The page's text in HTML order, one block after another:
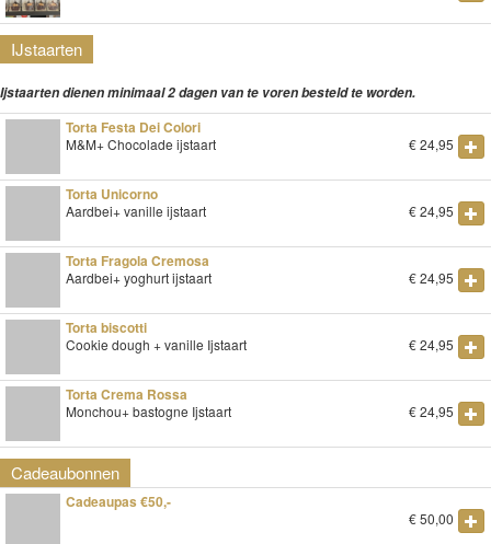
IJstaarten
Ijstaarten dienen minimaal 2 dagen van te voren besteld te worden.
€24,95
Torta Festa Dei Colori
M&M+ Chocolade ijstaart
€24,95
Torta Unicorno
Aardbei+ vanille ijstaart
€24,95
Torta Fragola Cremosa
Aardbei+ yoghurt ijstaart
€24,95
Torta biscotti
Cookie dough + vanille Ijstaart
€24,95
Torta Crema Rossa
Monchou+ bastogne Ijstaart
Cadeaubonnen
€50,00
Cadeaupas €50,-